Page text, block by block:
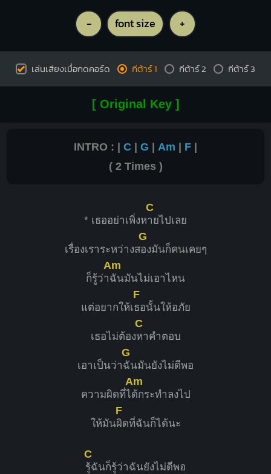
- font size +
เล่นเสียงเมื่อกดคอร์ด กีต้าร์ 1 กีต้าร์ 2 กีต้าร์ 3
[ Original Key ]
INTRO : | C | G | Am | F |
( 2 Times )
* เธออย่าเพิ่งห
C
ายไปเลย
เรื่องเราระหว่างส
G
องมันก็คนเคยๆ
ก็รู้ว่า
Am
ฉันมันไม่เอาไหน
แต่อยากให้เ
F
ธอนั้นให้อภัย
เธอไม่ต้อง
C
หาคำตอบ
เอาเป็นว่า
G
ฉันมันยังไม่ดีพอ
ความผิดที่ไ
Am
ด้กระทำลงไป
ให้มัน
F
ผิดที่ฉันก็ได้นะ
C
รู้ฉันก็รู้ว่าฉันยังไม่ดีพอ